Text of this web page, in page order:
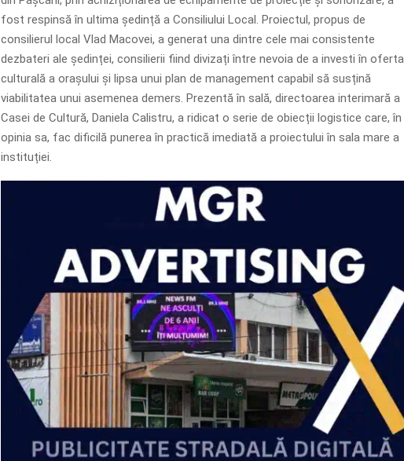
fost respinsă în ultima ședință a Consiliului Local. Proiectul, propus de
consilierul local Vlad Macovei, a generat una dintre cele mai consistente
dezbateri ale ședinței, consilierii fiind divizați între nevoia de a investi în oferta
culturală a orașului și lipsa unui plan de management capabil să susțină
viabilitatea unui asemenea demers. Prezentă în sală, directoarea interimară a
Casei de Cultură, Daniela Calistru, a ridicat o serie de obiecții logistice care, în
opinia sa, fac dificilă punerea în practică imediată a proiectului în sala mare a
instituției.